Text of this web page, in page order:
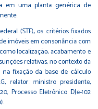
em uma planta genérica de
(STF), os critérios fixados
imóveis em consonância com
localização, acabamento e
relativas, no contexto da
fixação da base de cálculo
relator: ministro presidente,
Processo Eletrônico DJe-102